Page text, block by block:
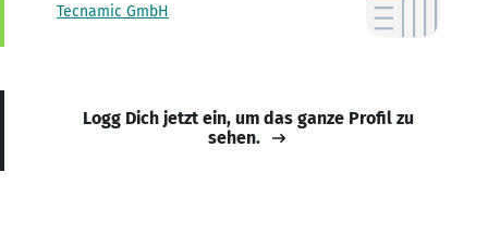
Tecnamic GmbH
Logg Dich jetzt ein, um das ganze Profil zu
sehen.